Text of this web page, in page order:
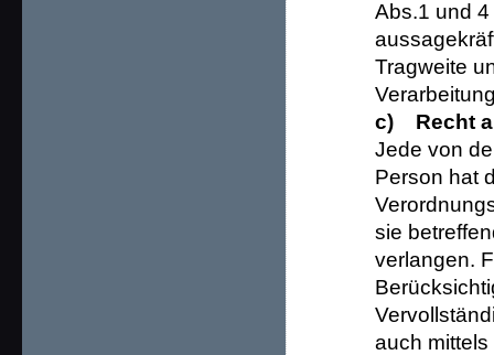
Abs.1 und
Tragweite
c) Recht
Jede von
Person hat
sie
verlangen.
auch